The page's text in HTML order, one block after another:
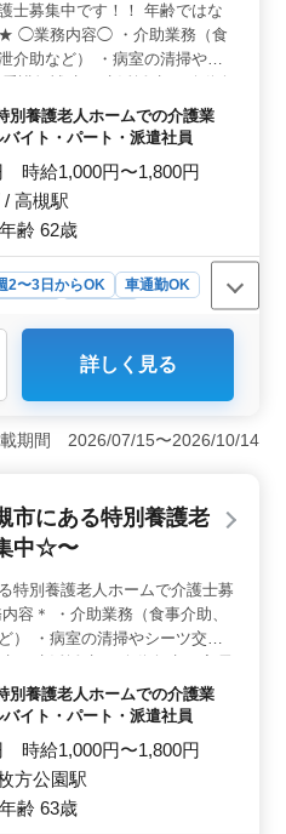
服薬介助から入浴介助、レ
務が含まれています。様々
様の生活をサポートし、や
。
士募集中です！！ 年齢ではな
★ ◯業務内容◯ ・介助業務（食
介助など） ・病室の清掃やシ
の健康管理 など ◯ポイント◯
備 ・資格手当あり シニア世代
す！
別養護老人ホームでの介護業
イト・パート・派遣社員
時給1,000円〜1,800円
高槻駅
齢 62歳
2〜3日からOK
車通勤OK
士・介護スタッフ
護士募集＞ 大阪府高槻市
介護士を募集しています。
し、経験を重視した採用を
補助など入居者の方々の生
わります。経験豊富な方や
など働く環境の整備が行わ
の方々に対して積極的に採
充実した介護の仕事に取り
詳しく見る
期間 2026/07/15〜2026/10/14
市にある特別養護老
中☆〜
特別養護老人ホームで介護士募
容＊ ・介助業務（食事介助、
） ・病室の清掃やシーツ交換
・生活援助 ・移動介助 ・入居
・身体機能の維持・回復サポ
録作成 ・申し送り シフト制
すい環境です。 ご応募お待ち
♪
別養護老人ホームでの介護業
イト・パート・派遣社員
時給1,000円〜1,800円
方公園駅
齢 63歳